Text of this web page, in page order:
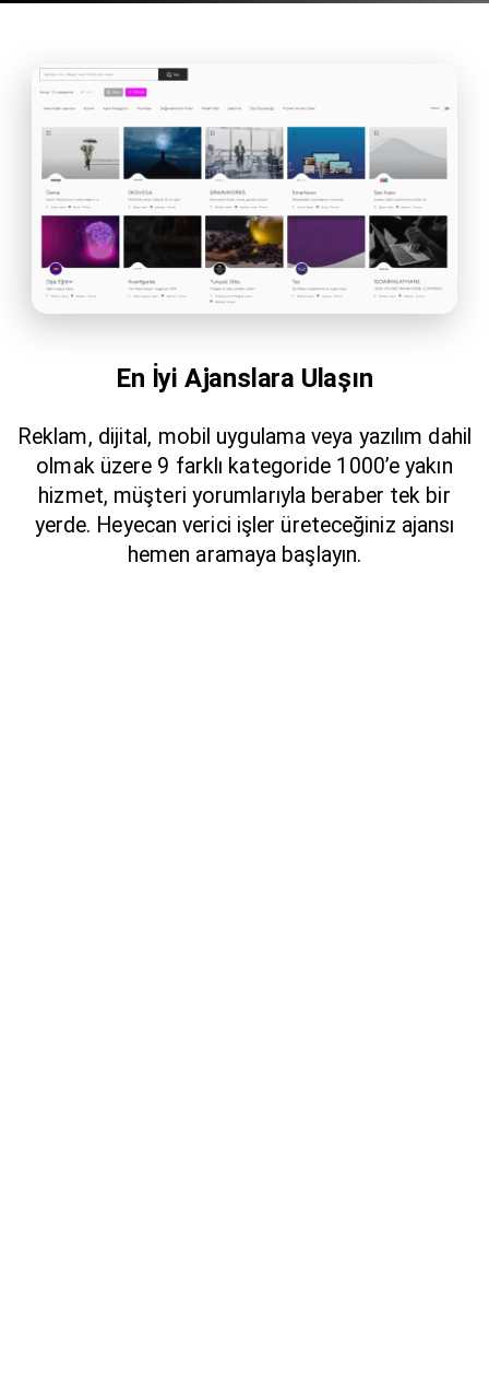
En İyi Ajanslara Ulaşın
Reklam, dijital, mobil uygulama veya yazılım dahil
olmak üzere 9 farklı kategoride 1000’e yakın
hizmet, müşteri yorumlarıyla beraber tek bir
yerde. Heyecan verici işler üreteceğiniz ajansı
hemen aramaya başlayın.